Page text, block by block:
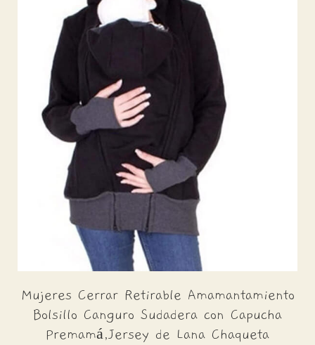
Mujeres Cerrar Retirable Amamantamiento
Bolsillo Canguro Sudadera con Capucha
Premamá,Jersey de Lana Chaqueta